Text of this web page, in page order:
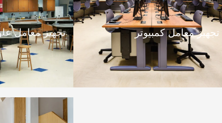
تجهيز معامل تجهيز معامل كمبيوتر